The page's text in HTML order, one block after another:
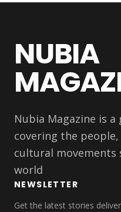
NUBIA
Nubia Magazine is
covering the
cultural movements
world
NEWSLETTER
Get the latest stories